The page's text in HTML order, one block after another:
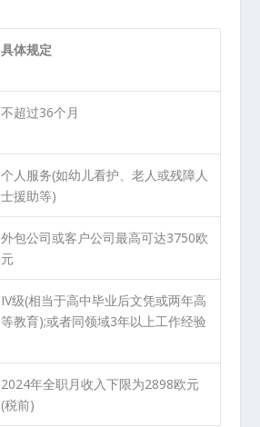
具体规定
不超过36个月
个人服务(如幼儿看护、老人或残障人
士援助等)
外包公司或客户公司最高可达3750欧
元
IV级(相当于高中毕业后文凭或两年高
等教育);或者同领域3年以上工作经验
2024年全职月收入下限为2898欧元
(税前)